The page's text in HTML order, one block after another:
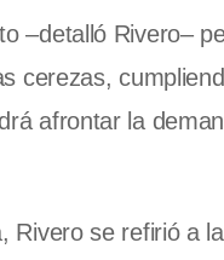
–detalló Rivero–
cerezas,
afrontar la
Rivero se refirió a